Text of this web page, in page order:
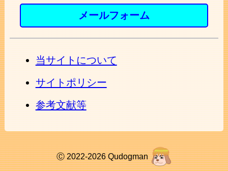
メールフォーム
当サイトについて
サイトポリシー
参考文献等
Ⓒ 2022-2026 Qudogman